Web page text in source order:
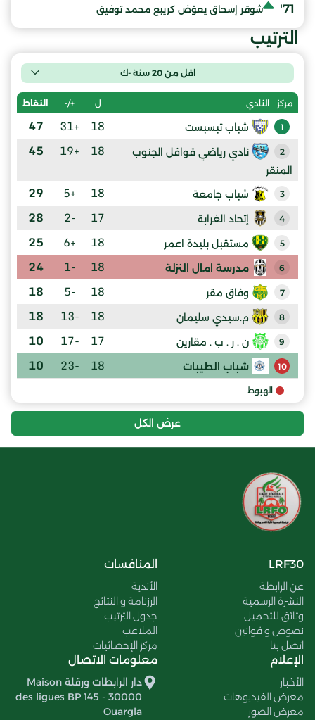
71' شوقر إسحاق يعوّض كريبع محمد توفيق
الترتيب
اقل من 20 سنة -ك
مركز النادي ل +/- النقاط
1 شباب تبسبست 18
+31
47
2
نادي رياضي قوافل الجنوب
المنقر
18
+19
45
3 شباب جامعة 18
+5
29
4 إتحاد الغرابة 17
-2
28
5 مستقبل بليدة اعمر 18
+6
25
6 مدرسة امال النزلة 18
-1
24
7 وفاق مقر 18
-5
18
8 م.سيدي سليمان 18
-13
18
9 ن . ر . ب . مقارين 17
-17
10
10 شباب الطيبات 18
-23
10
الهبوط
عرض الكل
LRF30
عن الرابطة
النشرة الرسمية
وثائق للتحميل
نصوص و قوانين
اتصل بنا
المنافسات
الأندية
الرزنامة و النتائج
جدول الترتيب
الملاعب
مركز الإحصائيات
الإعلام
الأخبار
معرض الفيديوهات
معرض الصور
معلومات الاتصال
دار الرابطات ورقلة Maison
des ligues BP 145 - 30000
Ouargla